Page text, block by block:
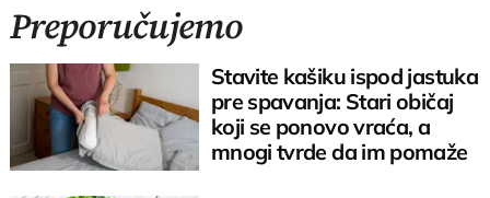
Preporučujemo
Stavite kašiku ispod jastuka
pre spavanja: Stari običaj
koji se ponovo vraća, a
mnogi tvrde da im pomaže